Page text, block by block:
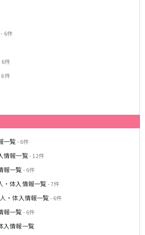
- 6件
6件
6件
一覧- 6件
情報一覧- 12件
報一覧- 6件
・体入情報一覧- 7件
・体入情報一覧- 6件
報一覧- 6件
入情報一覧
赤羽駅
渋谷駅
十条駅
板橋駅
八坂駅